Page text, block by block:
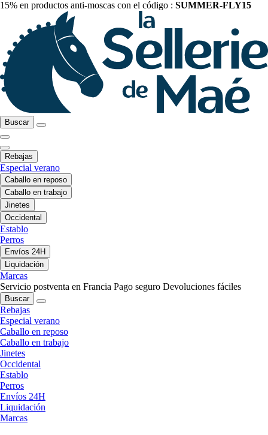
15% en productos anti-moscas con el código : SUMMER-FLY15
Buscar
Rebajas
Especial verano
Caballo en reposo
Caballo en trabajo
Jinetes
Occidental
Establo
Perros
Envíos 24H
Liquidación
Marcas
Servicio postventa en Francia Pago seguro Devoluciones fáciles
Buscar
Rebajas
Especial verano
Caballo en reposo
Caballo en trabajo
Jinetes
Occidental
Establo
Perros
Envíos 24H
Liquidación
Marcas